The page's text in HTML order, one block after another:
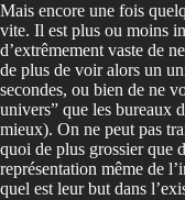
Mais encore une fois
vite. Il est plus ou moins
d’extrêmement vaste de
de plus de voir alors un
secondes, ou bien de ne
univers” que les bureaux
mieux). On ne peut pas
quoi de plus grossier que
représentation même de
quel est leur but dans